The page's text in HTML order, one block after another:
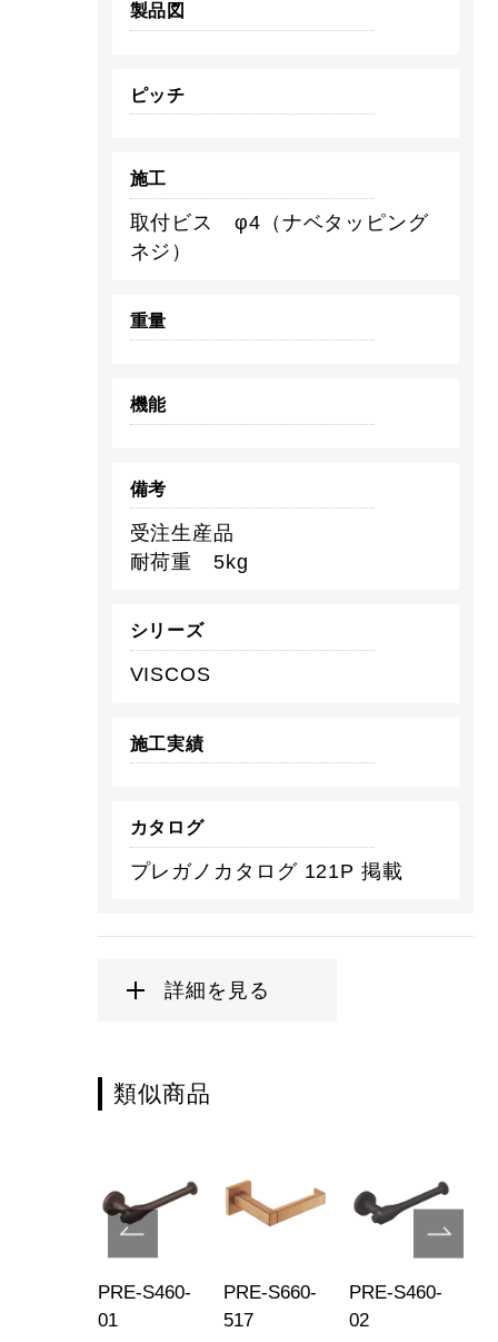
製品図
ピッチ
施工
取付ビス φ4（ナベタッピング
ネジ）
重量
機能
備考
受注生産品
耐荷重 5kg
シリーズ
VISCOS
施工実績
カタログ
プレガノカタログ 121P 掲載
詳細を見る
類似商品
PRE-S460-
01
PRE-S660-
517
PRE-S460-
02